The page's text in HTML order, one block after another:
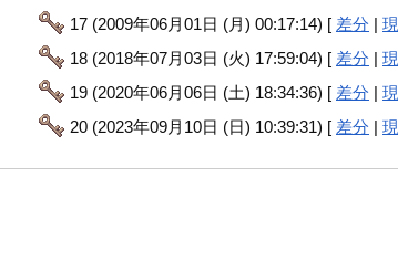
17 (2009年06月01日 (月) 00:17:14) [ 差分 |
18 (2018年07月03日 (火) 17:59:04) [ 差分 |
19 (2020年06月06日 (土) 18:34:36) [ 差分 |
20 (2023年09月10日 (日) 10:39:31) [ 差分 |